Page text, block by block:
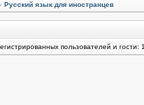
Русский язык для иностранцев
пользователей и гости: